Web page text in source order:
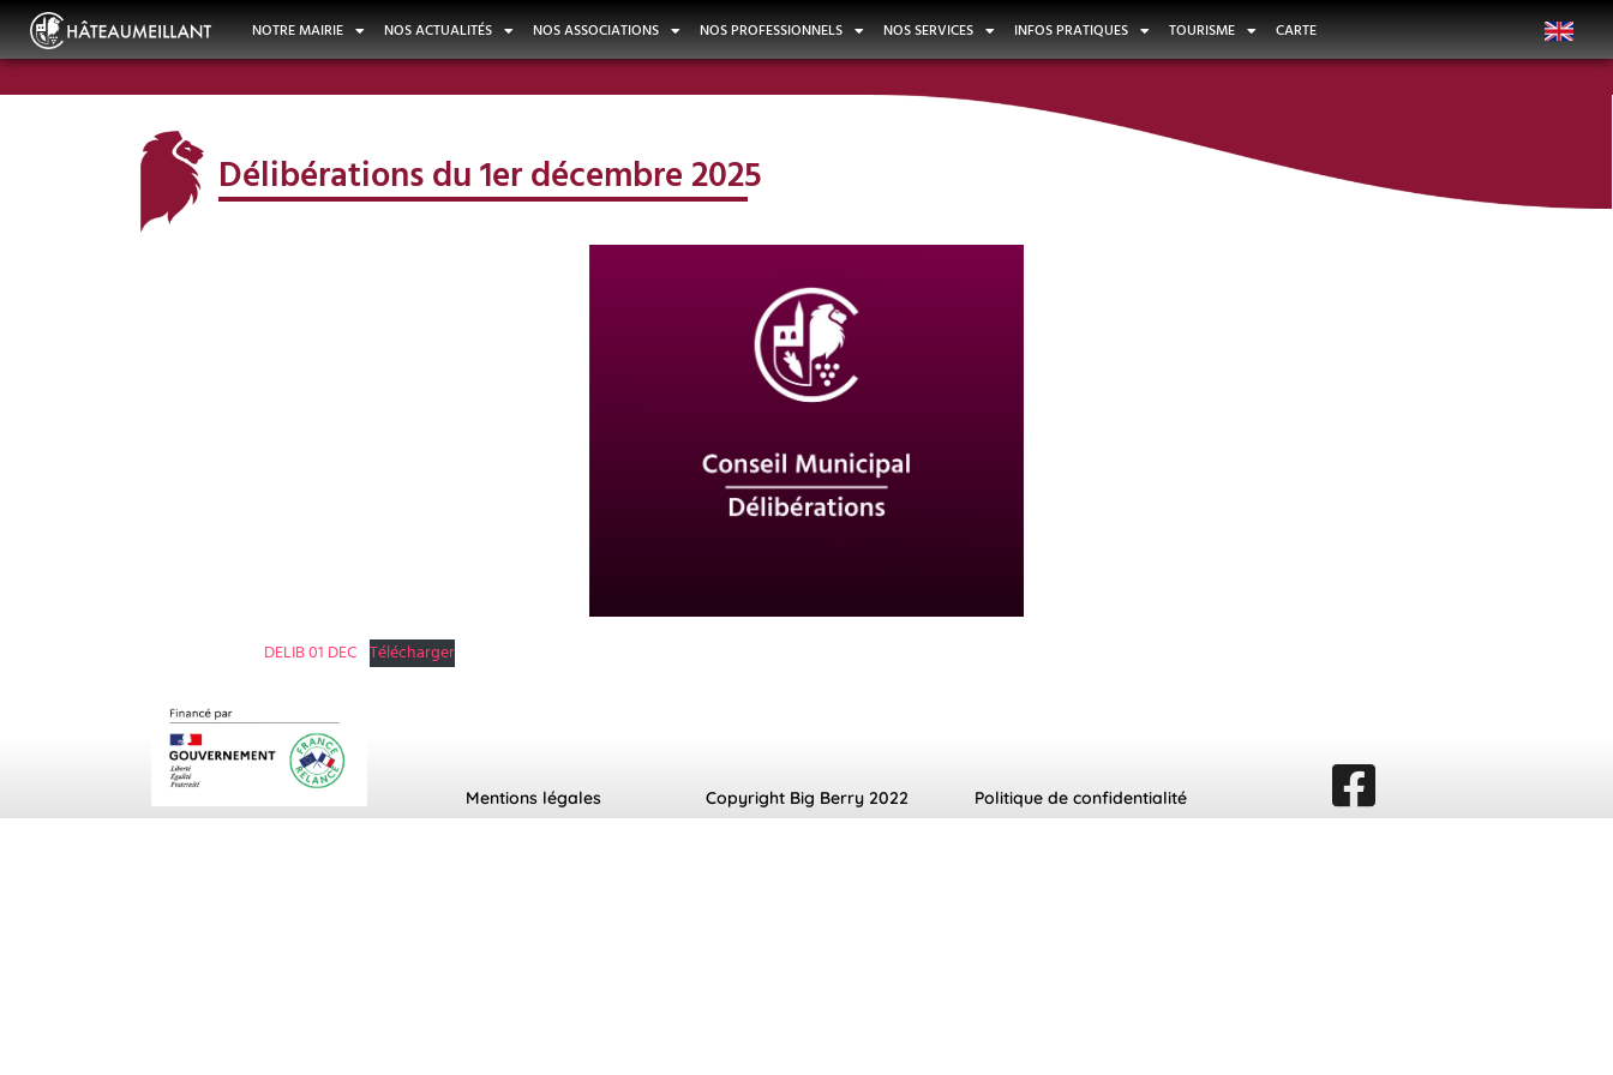
NOTRE MAIRIE NOS ACTUALITÉS NOS ASSOCIATIONS NOS PROFESSIONNELS NOS SERVICES INFOS PRATIQUES TOURISME CARTE
Délibérations du 1er décembre 2025
DELIB 01 DEC Télécharger
Mentions légales Copyright Big Berry 2022 Politique de confidentialité